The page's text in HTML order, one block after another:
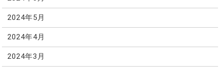
2024年5月
2024年4月
2024年3月